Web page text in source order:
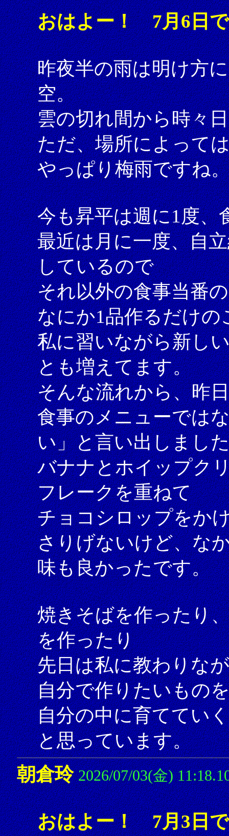
おはよー！ 7月6日
昨夜半の雨は明け方
空。
雲の切れ間から時々
ただ、場所によって
やっぱり梅雨ですね
今も昇平は週に1度、
最近は月に一度、自
しているので
それ以外の食事当番
なにか1品作るだけ
私に習いながら新し
とも増えてます。
そんな流れから、昨
食事のメニューでは
い」と言い出しまし
バナナとホイップク
フレークを重ねて
チョコシロップをか
さりげないけど、な
味も良かったです。
焼きそばを作ったり
を作ったり
先日は私に教わりな
自分で作りたいもの
自分の中に育ててい
と思っています。
朝倉玲 2026/07/03(金)
おはよー！ 7月3日